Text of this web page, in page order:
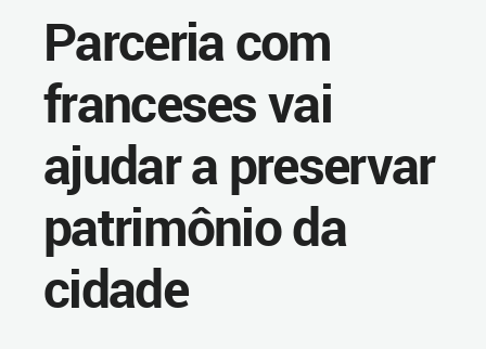
Parceria com
franceses vai
ajudar a preservar
patrimônio da
cidade